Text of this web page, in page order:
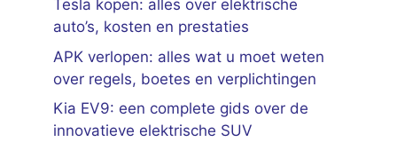
Tesla kopen: alles over elektrische
auto’s, kosten en prestaties
APK verlopen: alles wat u moet weten
over regels, boetes en verplichtingen
Kia EV9: een complete gids over de
innovatieve elektrische SUV